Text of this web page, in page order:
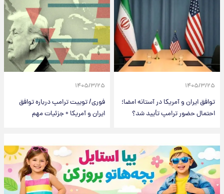
۱۴۰۵/۳/۲۵
توافق ایران و آمریکا در آستانه امضا؛
احتمال حضور ترامپ تأیید شد؟
۱۴۰۵/۳/۲۵
فوری/ توییت ترامپ درباره توافق
ایران و آمریکا + جزئیات مهم